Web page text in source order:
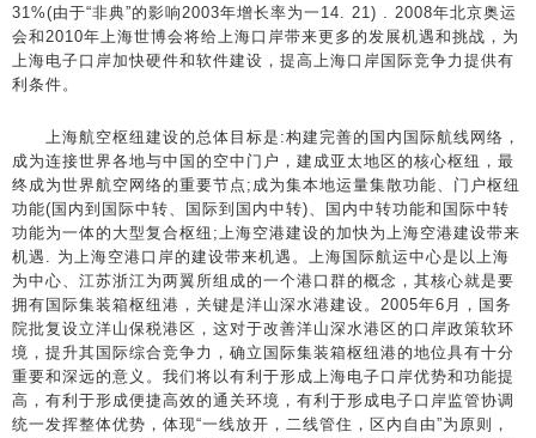
31%(由于“非典”的影响2003年增长率为一14. 21) . 2008年北京奥运
会和2010年上海世博会将给上海口岸带来更多的发展机遇和挑战，为
上海电子口岸加快硬件和软件建设，提高上海口岸国际竞争力提供有
利条件。
上海航空枢纽建设的总体目标是:构建完善的国内国际航线网络，
成为连接世界各地与中国的空中门户，建成亚太地区的核心枢纽，最
终成为世界航空网络的重要节点;成为集本地运量集散功能、门户枢纽
功能(国内到国际中转、国际到国内中转)、国内中转功能和国际中转
功能为一体的大型复合枢纽;上海空港建设的加快为上海空港建设带来
机遇. 为上海空港口岸的建设带来机遇。上海国际航运中心是以上海
为中心、江苏浙江为两翼所组成的一个港口群的概念，其核心就是要
拥有国际集装箱枢纽港，关键是洋山深水港建设。2005年6月，国务
院批复设立洋山保税港区，这对于改善洋山深水港区的口岸政策软环
境，提升其国际综合竞争力，确立国际集装箱枢纽港的地位具有十分
重要和深远的意义。我们将以有利于形成上海电子口岸优势和功能提
高，有利于形成便捷高效的通关环境，有利于形成电子口岸监管协调
统一发挥整体优势，体现“一线放开，二线管住，区内自由”为原则，